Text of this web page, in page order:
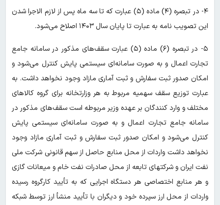
۴- در تبصره (۴) ماده (۵) عبارت که تا سه ماه پس از لازم الاجرا شدن
این تصویب نامه به عبارت تا پایان سال ۱۴۰۳ اصلاح می‌شود.
۵- در تبصره (۶) ماده (۵) عبارت سقف‌های مذکور در سامانه جامع
تجارت اعمال و به صورت سامانه‌ای سیستمی پایش کنترل می‌شود و
امکان صدور ثبت سفارش و ثبت آماری مازاد وجود نخواهد داشت. به
عبارت توزیع سقف سهمیه مربوط به هر وزارتخانه برای گروه کالاهای
مختلف و وارد کنندگان بر عهده وزیر مربوطه است سقف‌های مذکور در
سامانه جامع تجارت اعمال و به صورت سامانه‌ای سیستمی پایش
کنترل می‌شود و امکان صدور ثبت سفارش و ثبت آماری مازاد وجود
نخواهد داشت واردات از محل منابع حاصل از سهم قانونی شرکت ملی
نفت ایران و شرکتهای تابعه از محل صادرات نفت خام و میعانات گازی
و هر منابع اختصاصی هر دستگاه اجرایی که به تأیید کارگروه رسیده
واردات از محل ارز سپرده خود و دیگران با تأیید منشأ ارز توسط شبکه